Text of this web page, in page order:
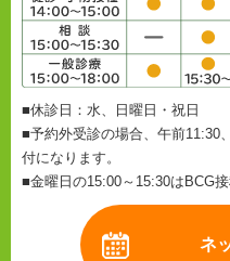
■休診日：水、日曜日・祝日
■予約外受診の場合、午前11:30
付になります。
■金曜日の15:00～15:30はBCG接
ネ